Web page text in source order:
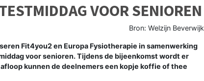
VOOR SENIOREN
Bron: Welzijn Beverwijk
Fit4you2 en Europa Fysiotherapie in samenwerking
voor senioren. Tijdens de bijeenkomst wordt er
kunnen de deelnemers een kopje koffie of thee